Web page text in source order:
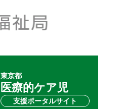
東京都
医療的ケア児
支援ポータルサイト